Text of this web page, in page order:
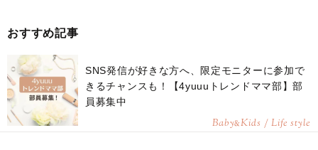
おすすめ記事
SNS発信が好きな方へ、限定モニターに参加で
きるチャンスも！【4yuuuトレンドママ部】部
員募集中
Baby&Kids / Life style